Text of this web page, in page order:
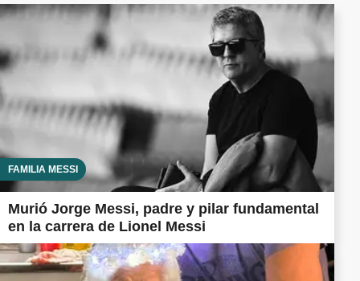
FAMILIA MESSI
Murió Jorge Messi, padre y pilar fundamental
en la carrera de Lionel Messi